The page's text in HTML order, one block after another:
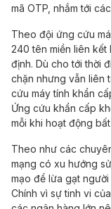
mã OTP, nhắm tới
Theo đội ứng cứu
240 tên miền liên
định. Dù cho tới thời
chặn nhưng vẫn liên
cứu máy tính khẩn
Ứng cứu khẩn cấp
mỗi khi hoạt động
Theo như các
mạng có xu hướng
mạo để lừa gạt
Chính vì sự tinh vi